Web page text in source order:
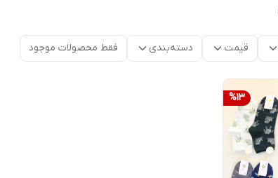
قیمت دسته‌بندی فقط محصولات موجود
%13